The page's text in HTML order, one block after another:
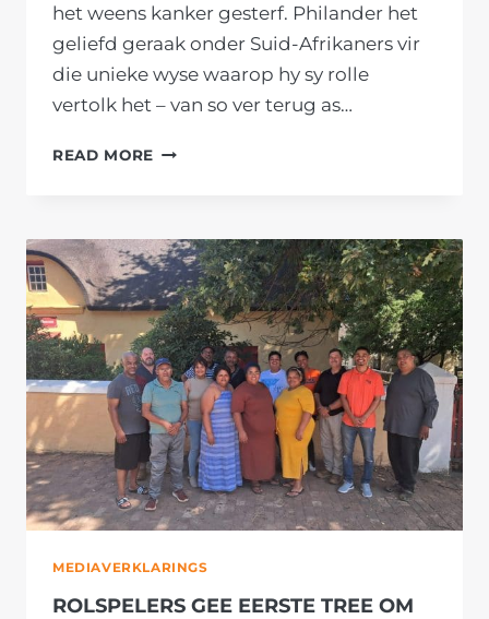
het weens kanker gesterf. Philander het
geliefd geraak onder Suid-Afrikaners vir
die unieke wyse waarop hy sy rolle
vertolk het – van so ver terug as…
READ MORE KAAPSE
SOLI
PHILANDER
MEDIAVERKLARINGS
ROLSPELERS GEE EERSTE TREE OM